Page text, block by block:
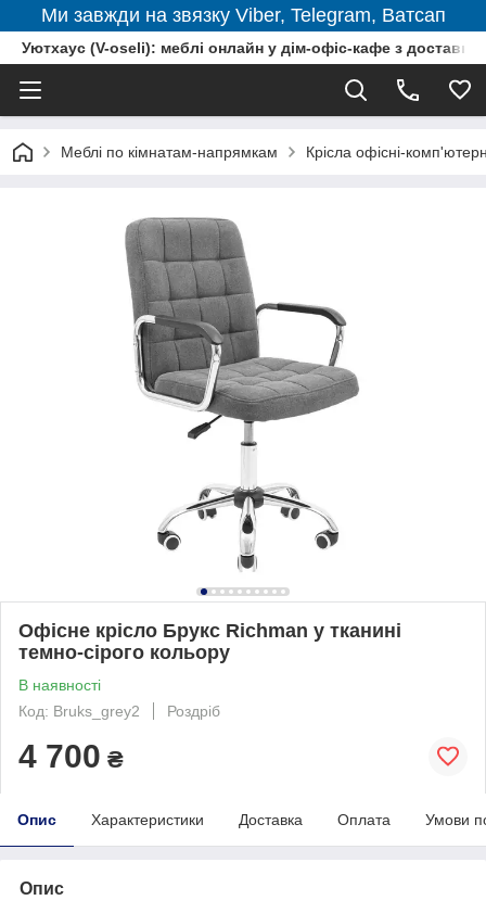
Ми завжди на звязку Viber, Telegram, Ватсап
Уютхаус (V-oseli): меблі онлайн у дім-офіс-кафе з
Меблі по кімнатам-напрямкам Крісла офісні-
Офісне крісло Брукс Richman у тканині
темно-сірого кольору
В наявності
Код: Bruks_grey2
Роздріб
4 700 ₴
Опис Характеристики Доставка Оплата Умови
Опис